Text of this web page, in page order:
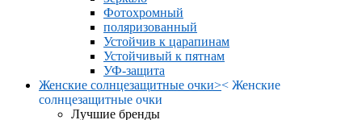
Фотохромный
поляризованный
Устойчив к царапинам
Устойчивый к пятнам
УФ-защита
Женские солнцезащитные очки>< Женские
солнцезащитные очки
Лучшие бренды